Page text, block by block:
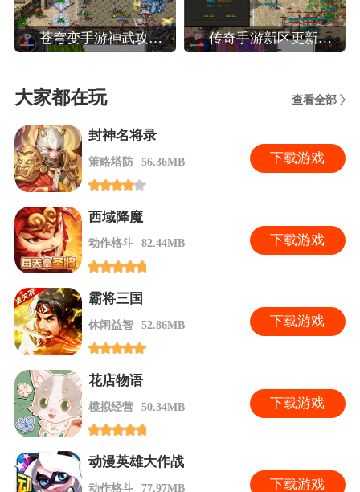
苍穹变手游神武攻略,苍穹变高效玩转装备系统攻略 传奇手游新区更新攻略,热血传奇手机版新区人民币法师玩家晚八点前怎么升40级
大家都在玩 查看全部
封神名将录
策略塔防 56.36MB 下载游戏
西域降魔
动作格斗 82.44MB 下载游戏
霸将三国
休闲益智 52.86MB 下载游戏
花店物语
模拟经营 50.34MB 下载游戏
动漫英雄大作战
动作格斗 77.97MB 下载游戏